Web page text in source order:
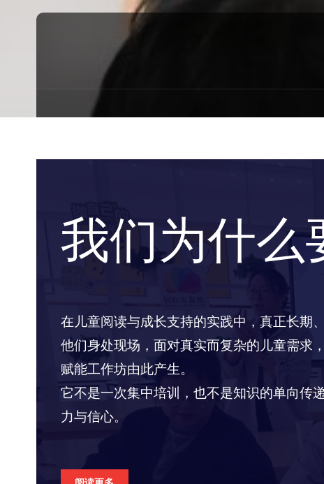
我们为什么
在儿童阅读与成长支持的实践中，真正长期
他们身处现场，面对真实而复杂的儿童需求
赋能工作坊由此产生。
它不是一次集中培训，也不是知识的单向传
力与信心。